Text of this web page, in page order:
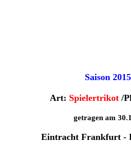
Saison
Art: Spielertrikot/
getragen am
Eintracht Frankfurt -